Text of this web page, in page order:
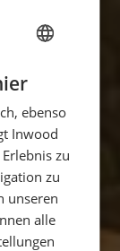
ebenso
Inwood
zu
zu
unseren
alle